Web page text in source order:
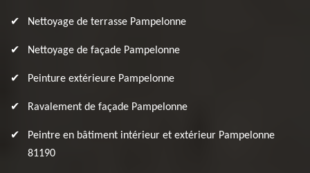
Nettoyage de terrasse Pampelonne
Nettoyage de façade Pampelonne
Peinture extérieure Pampelonne
Ravalement de façade Pampelonne
Peintre en bâtiment intérieur et extérieur Pampelonne
81190